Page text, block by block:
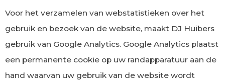
Voor het verzamelen van webstatistieken over het
gebruik en bezoek van de website, maakt DJ Huibers
gebruik van Google Analytics. Google Analytics plaatst
een permanente cookie op uw randapparatuur aan de
hand waarvan uw gebruik van de website wordt